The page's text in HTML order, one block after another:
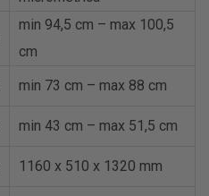
min 94,5 cm – max 100,5
cm
min 73 cm – max 88 cm
min 43 cm – max 51,5 cm
1160 x 510 x 1320 mm